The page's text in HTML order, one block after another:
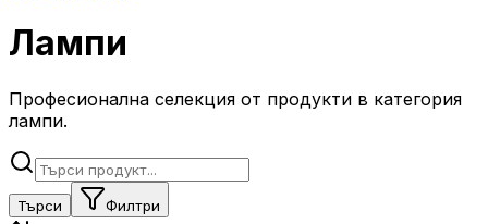
Лампи
Професионална селекция от продукти в категория
лампи.
Търси Филтри